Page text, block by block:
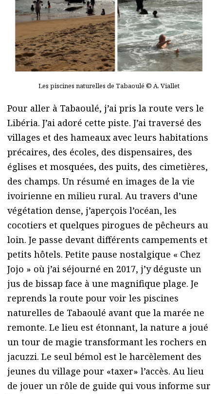
Les piscines naturelles de Tabaoulé © A. Viallet
Pour aller à Tabaoulé, j’ai pris la route vers le
Libéria. J’ai adoré cette piste. J’ai traversé des
villages et des hameaux avec leurs habitations
précaires, des écoles, des dispensaires, des
églises et mosquées, des puits, des cimetières,
des champs. Un résumé en images de la vie
ivoirienne en milieu rural. Au travers d’une
végétation dense, j’aperçois l’océan, les
cocotiers et quelques pirogues de pêcheurs au
loin. Je passe devant différents campements et
petits hôtels. Petite pause nostalgique « Chez
Jojo » où j’ai séjourné en 2017, j’y déguste un
jus de bissap face à une magnifique plage. Je
reprends la route pour voir les piscines
naturelles de Tabaoulé avant que la marée ne
remonte. Le lieu est étonnant, la nature a joué
un tour de magie transformant les rochers en
jacuzzi. Le seul bémol est le harcèlement des
jeunes du village pour «taxer» l’accès. Au lieu
de jouer un rôle de guide qui vous informe sur